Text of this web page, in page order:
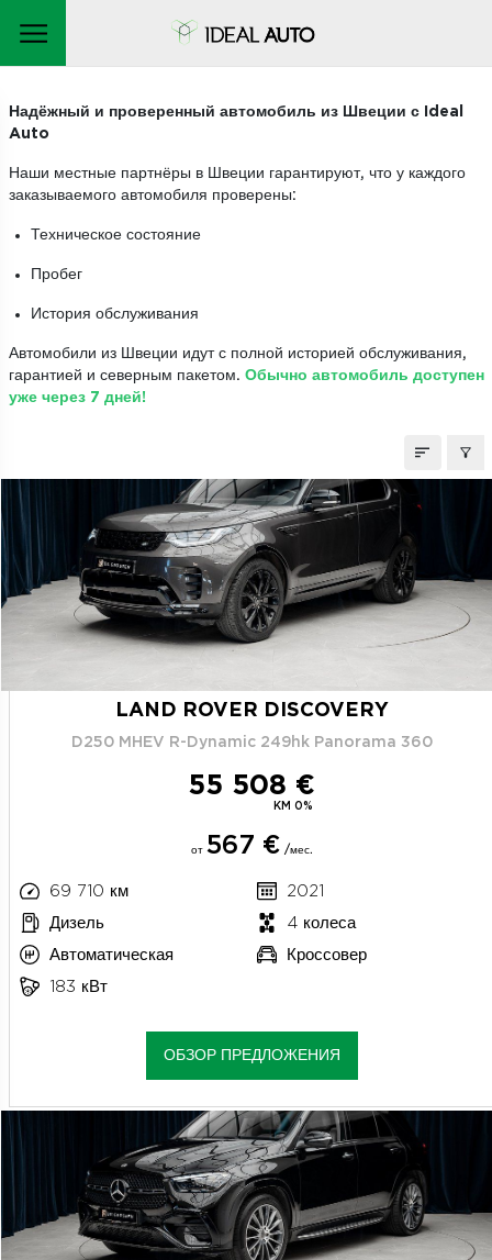
АВТОМОБИЛИ НА ЗАКАЗ
Надёжный и проверенный автомобиль из Швеции с Ideal
Auto
Наши местные партнёры в Швеции гарантируют, что у каждого
заказываемого автомобиля проверены:
Техническое состояние
Пробег
История обслуживания
Автомобили из Швеции идут с полной историей обслуживания,
гарантией и северным пакетом. Обычно автомобиль доступен
уже через 7 дней!
LAND ROVER DISCOVERY
D250 MHEV R-Dynamic 249hk Panorama 360
55 508 €
KM 0%
от 567 € /мес.
69 710 км
2021
Дизель
4 колеса
Автоматическая
Кроссовер
183 кВт
ОБЗОР ПРЕДЛОЖЕНИЯ